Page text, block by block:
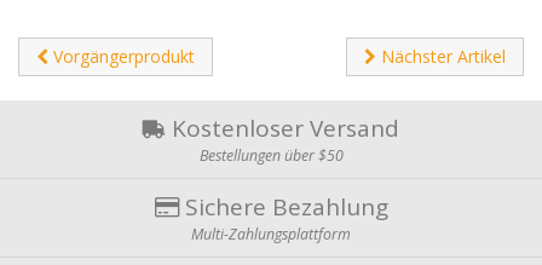
Vorgängerprodukt Nächster Artikel
Kostenloser Versand
Bestellungen über $50
Sichere Bezahlung
Multi-Zahlungsplattform